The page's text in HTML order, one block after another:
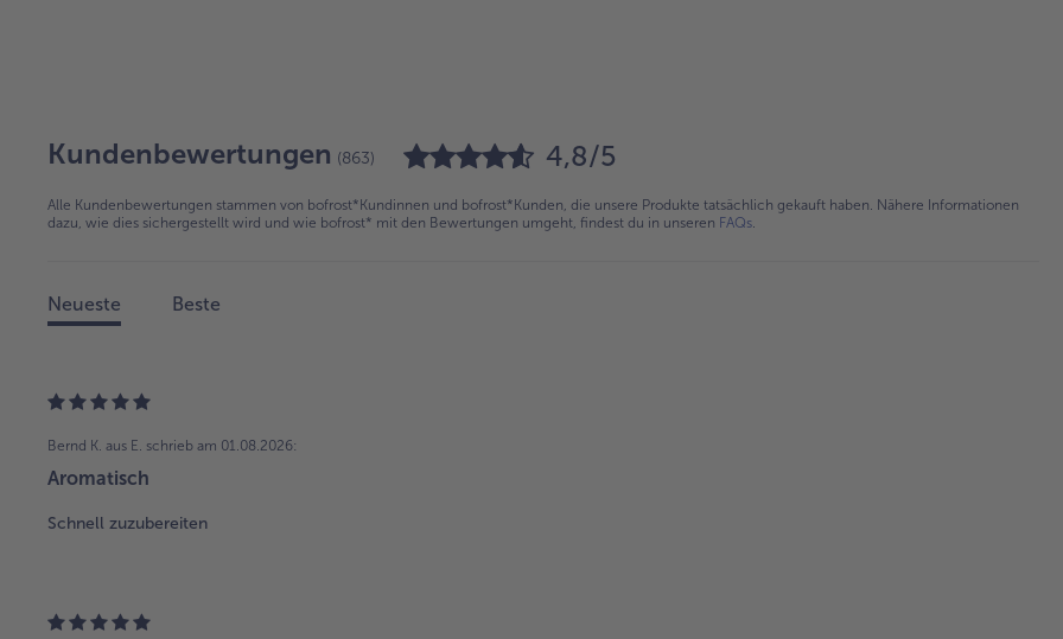
Kundenbewertungen (863) 4,8/5
Alle Kundenbewertungen stammen von bofrost*Kundinnen und bofrost*Kunden, die unsere Produkte tatsächlich gekauft haben. Nähere Informationen
dazu, wie dies sichergestellt wird und wie bofrost* mit den Bewertungen umgeht, findest du in unseren FAQs.
Neueste Beste
Bernd K. aus E. schrieb am 01.08.2026:
Aromatisch
Schnell zuzubereiten